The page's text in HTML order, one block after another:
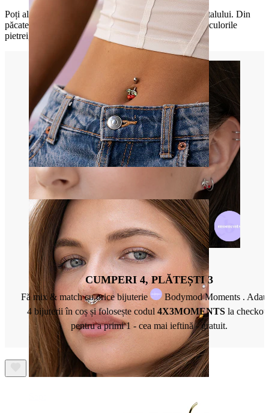
Buric
Poți alege din diferitele culori ale pietrei și culorile metalului. Din
păcate, nu toate culorile metalelor pot fi combinate cu culorile
pietrei, dar cu siguranță vei găsi unul care îți place.
CUMPERI 4, PLĂTEȘTI 3
Fă mix & match cu orice bijuterie
Bodymod Moments .
4 bijuterii în coș și folosește codul 4X3MOMENTS la
pentru a primi 1 - cea mai ieftină - gratuit.